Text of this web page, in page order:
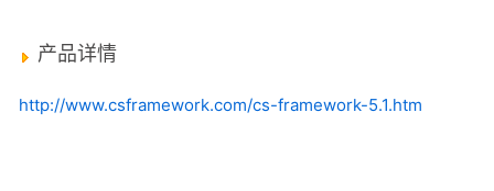
产品详情
http://www.csframework.com/cs-framework-5.1.htm